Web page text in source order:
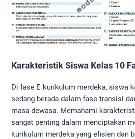
Karakteristik Siswa Kelas 10
Di fase E kurikulum merdeka, siswa
sedang berada dalam fase transisi
masa dewasa. Memahami
sangat penting dalam menciptakan
kurikulum merdeka yang efisien dan